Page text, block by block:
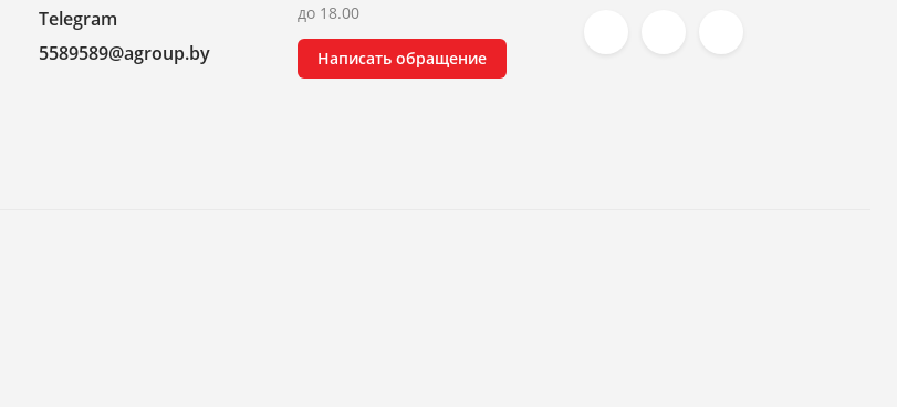
Telegram
5589589@agroup.by
до 18.00
Написать обращение